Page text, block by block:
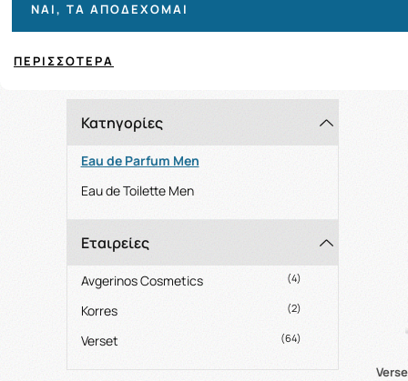
Ταξινόμηση
Κατηγορίες
Eau de Parfum Men
Eau de Toilette Men
Εταιρείες
Avgerinos Cosmetics (4)
Korres (2)
Verset (64)
ΝΑΙ, ΤΑ ΑΠΟΔΈΧΟΜΑΙ
ΠΕΡΙΣΣΌΤΕΡΑ